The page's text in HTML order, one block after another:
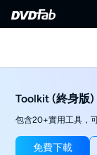
Toolkit (終身版)
包含20+實用工具，
免費下載